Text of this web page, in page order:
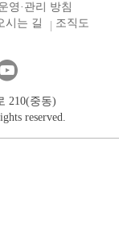
영·관리 방침
시는 길
조직도
210(중동)
reserved.